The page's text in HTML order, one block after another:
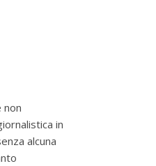
non
in
alcuna